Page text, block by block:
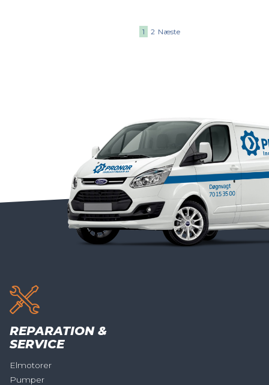
1 2 Næste
REPARATION &
SERVICE
Elmotorer
Pumper